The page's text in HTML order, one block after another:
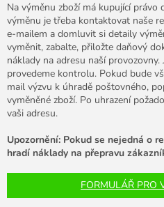
Na výměnu zboží má kupující
výměnu je třeba kontaktovat naše
e-mailem a domluvit si detaily
vyměnit, zabalte, přiložte daňový
náklady na adresu naší provozovny.
provedeme kontrolu. Pokud bude
mail výzvu k úhradě poštovného,
vyměněné zboží. Po uhrazení
vaši adresu.
Upozornění: Pokud se nejedná o
hradí náklady na přepravu
FORMULÁŘ PRO